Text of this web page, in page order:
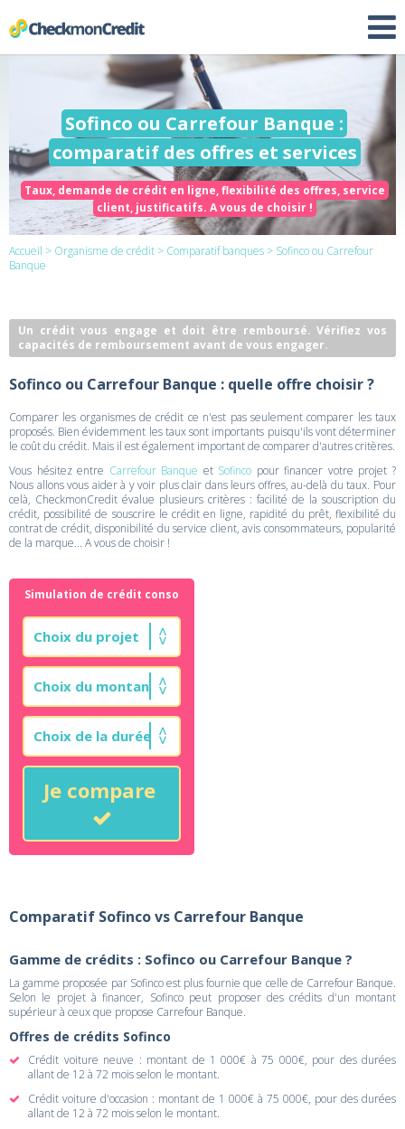
Sofinco ou Carrefour Banque :
comparatif des offres et services
Taux, demande de crédit en ligne, flexibilité des offres, service
client, justificatifs. A vous de choisir !
Accueil > Organisme de crédit > Comparatif banques > Sofinco ou Carrefour
Banque
Un crédit vous engage et doit être remboursé. Vérifiez vos
capacités de remboursement avant de vous engager.
Sofinco ou Carrefour Banque : quelle offre choisir ?
Comparer les organismes de crédit ce n'est pas seulement comparer les taux
proposés. Bien évidemment les taux sont importants puisqu'ils vont déterminer
le coût du crédit. Mais il est également important de comparer d'autres critères.
Vous hésitez entre Carrefour Banque et Sofinco pour financer votre projet ?
Nous allons vous aider à y voir plus clair dans leurs offres, au-delà du taux. Pour
celà, CheckmonCredit évalue plusieurs critères : facilité de la souscription du
crédit, possibilité de souscrire le crédit en ligne, rapidité du prêt, flexibilité du
contrat de crédit, disponibilité du service client, avis consommateurs, popularité
de la marque... A vous de choisir !
Simulation de crédit conso
Je compare
Comparatif Sofinco vs Carrefour Banque
Gamme de crédits : Sofinco ou Carrefour Banque ?
La gamme proposée par Sofinco est plus fournie que celle de Carrefour Banque.
Selon le projet à financer, Sofinco peut proposer des crédits d'un montant
supérieur à ceux que propose Carrefour Banque.
Offres de crédits Sofinco
Crédit voiture neuve : montant de 1 000€ à 75 000€, pour des durées
allant de 12 à 72 mois selon le montant.
Crédit voiture d'occasion : montant de 1 000€ à 75 000€, pour des durées
allant de 12 à 72 mois selon le montant.